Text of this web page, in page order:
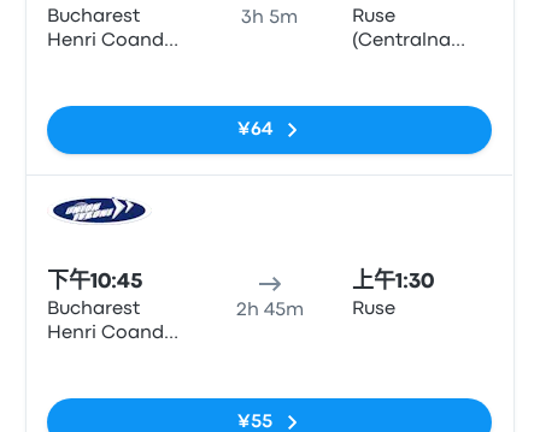
Bucharest
Henri Coanda
3h 5m
Ruse
(Centralna
¥64
下午10:45
Bucharest
Henri Coanda
2h 45m
上午1:30
Ruse
¥55